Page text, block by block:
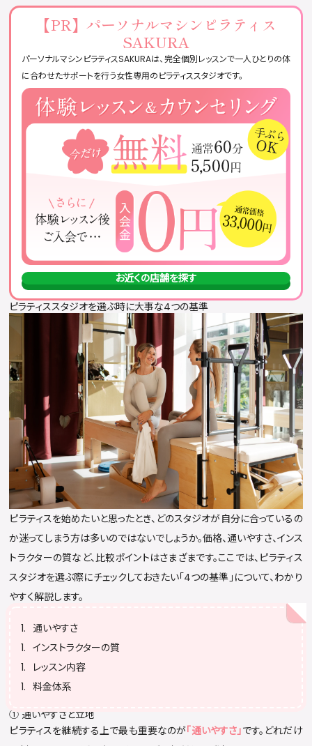
予約・キャンセルポリシーを確認する
服装・持ち物に注意する
無理をせず自分のペースで参加する
ピラティススタジオに関するQ&A
おすすめのピラティススタジオまとめ
【PR】 パーソナルマシンピラティス
SAKURA
パーソナルマシンピラティスSAKURAは、完全個別レッスンで一人ひとりの体
に合わせたサポートを行う女性専用のピラティススタジオです。
お近くの店舗を探す
ピラティススタジオを選ぶ時に大事な4つの基準
ピラティスを始めたいと思ったとき、どのスタジオが自分に合っているの
か迷ってしまう方は多いのではないでしょうか。価格、通いやすさ、インス
トラクターの質など、比較ポイントはさまざまです。ここでは、ピラティス
スタジオを選ぶ際にチェックしておきたい「4つの基準」について、わかり
やすく解説します。
通いやすさ
インストラクターの質
レッスン内容
料金体系
① 通いやすさと立地
ピラティスを継続する上で最も重要なのが「通いやすさ」です。どれだけ